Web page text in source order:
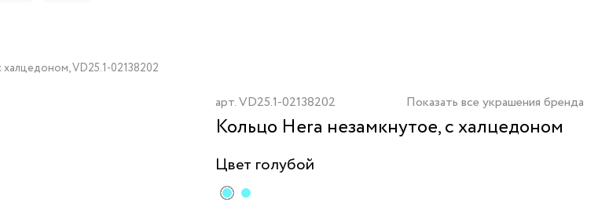
VD25.1-02138202
арт.VD25.1-02138202 Показать все украшения бренда
Кольцо Hera незамкнутое, с халцедоном
Цвет голубой